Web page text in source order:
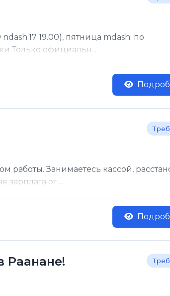
19.00), пятница mdash; по
Только официальн...
Занимаетесь кассой,
от ...
Раанане!